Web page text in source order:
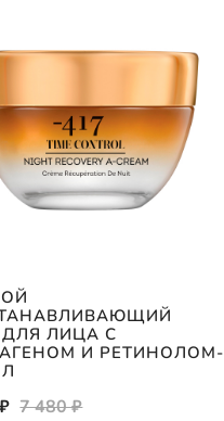
ЛИЦА С
И РЕТИНОЛОМ-
7 480 ₽